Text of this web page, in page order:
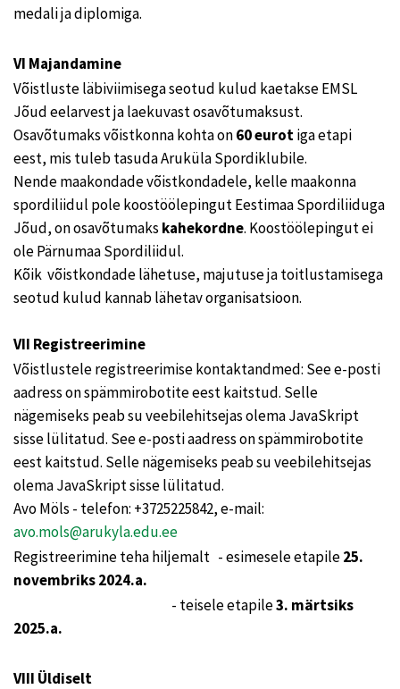
medali ja diplomiga.
VI Majandamine
Võistluste läbiviimisega seotud kulud kaetakse EMSL
Jõud eelarvest ja laekuvast osavõtumaksust.
Osavõtumaks võistkonna kohta on60 eurotiga etapi
eest, mis tuleb tasuda Aruküla Spordiklubile.
Nende maakondade võistkondadele, kelle maakonna
spordiliidul pole koostöölepingut Eestimaa Spordiliiduga
Jõud, on osavõtumaks kahekordne. Koostöölepingut ei
ole Pärnumaa Spordiliidul.
Kõik võistkondade lähetuse, majutuse ja toitlustamisega
seotud kulud kannab lähetav organisatsioon.
VII Registreerimine
Võistlustele registreerimise kontaktandmed: See e-posti
aadress on spämmirobotite eest kaitstud. Selle
nägemiseks peab su veebilehitsejas olema JavaSkript
sisse lülitatud. See e-posti aadress on spämmirobotite
eest kaitstud. Selle nägemiseks peab su veebilehitsejas
olema JavaSkript sisse lülitatud.
Avo Möls - telefon: +3725225842, e-mail:
avo.mols@arukyla.edu.ee
Registreerimine teha hiljemalt - esimesele etapile25.
novembriks 2024.a.
- teisele etapile3. märtsiks
2025.a.
VIII Üldiselt